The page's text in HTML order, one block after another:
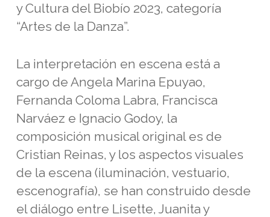
y Cultura del Biobío 2023, categoría
“Artes de la Danza”.
La interpretación en escena está a
cargo de Angela Marina Epuyao,
Fernanda Coloma Labra, Francisca
Narváez e Ignacio Godoy, la
composición musical original es de
Cristian Reinas, y los aspectos visuales
de la escena (iluminación, vestuario,
escenografía), se han construido desde
el diálogo entre Lisette, Juanita y